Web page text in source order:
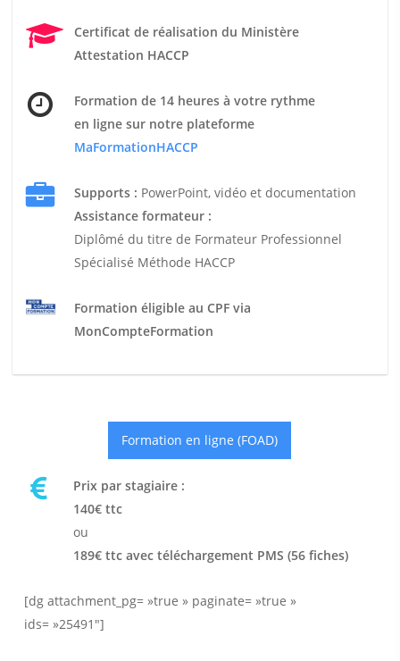
Certificat de réalisation du Ministère
Attestation HACCP
Formation de 14 heures à votre rythme
en ligne sur notre plateforme
MaFormationHACCP
Supports : PowerPoint, vidéo et documentation
Assistance formateur :
Diplômé du titre de Formateur Professionnel
Spécialisé Méthode HACCP
Formation éligible au CPF via
MonCompteFormation
Formation en ligne (FOAD)
Prix par stagiaire :
140€ ttc
ou
189€ ttc avec téléchargement PMS (56 fiches)
[dg attachment_pg= »true » paginate= »true »
ids= »25491″]